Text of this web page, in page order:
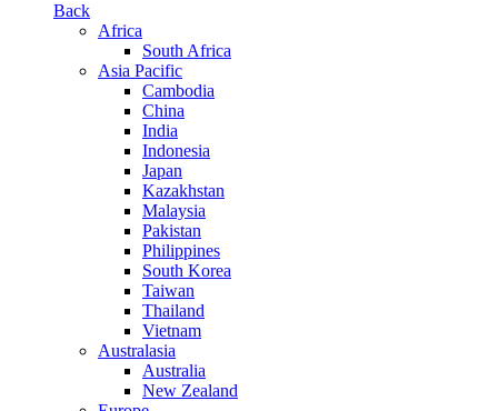
Back
Africa
South Africa
Asia Pacific
Cambodia
China
India
Indonesia
Japan
Kazakhstan
Malaysia
Pakistan
Philippines
South Korea
Taiwan
Thailand
Vietnam
Australasia
Australia
New Zealand